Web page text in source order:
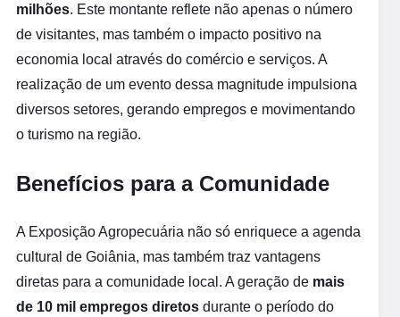
milhões. Este montante reflete não apenas o número
de visitantes, mas também o impacto positivo na
economia local através do comércio e serviços. A
realização de um evento dessa magnitude impulsiona
diversos setores, gerando empregos e movimentando
o turismo na região.
Benefícios para a Comunidade
A Exposição Agropecuária não só enriquece a agenda
cultural de Goiânia, mas também traz vantagens
diretas para a comunidade local. A geração de mais
de 10 mil empregos diretos durante o período do